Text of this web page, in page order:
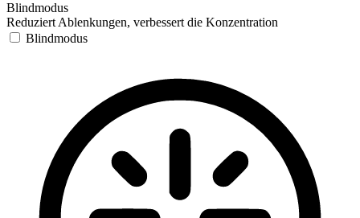
Blindmodus
Reduziert Ablenkungen, verbessert die Konzentration
Blindmodus